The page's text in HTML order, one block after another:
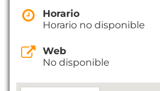
Horario
Horario no disponible
Web
No disponible